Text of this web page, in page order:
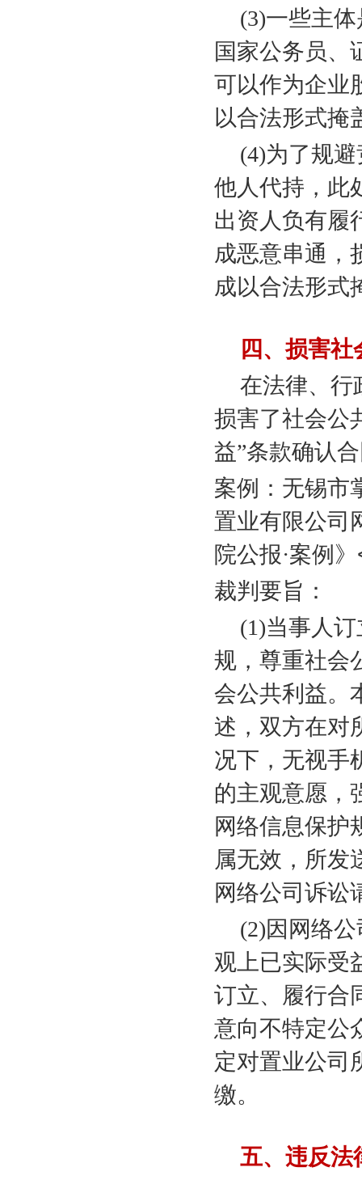
(3)一些主
国家公务员、
可以作为企业
以合法形式掩
(4)为了规
他人代持，此
出资人负有履
成恶意串通，
成以合法形式
四、损害
在法律、行
损害了社会公
益”条款确认
案例：无锡市
置业有限公司
院公报·案例》
裁判要旨：
(1)当事人
规，尊重社会
会公共利益。
述，双方在对
况下，无视手
的主观意愿，
网络信息保护
属无效，所发
网络公司诉讼
(2)因网络
观上已实际受
订立、履行合
意向不特定公
定对置业公司
缴。
五、违反法